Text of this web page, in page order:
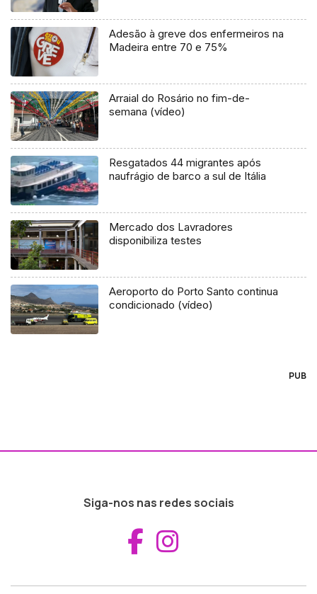
Adesão à greve dos enfermeiros na
Madeira entre 70 e 75%
Arraial do Rosário no fim-de-
semana (vídeo)
Resgatados 44 migrantes após
naufrágio de barco a sul de Itália
Mercado dos Lavradores
disponibiliza testes
Aeroporto do Porto Santo continua
condicionado (vídeo)
PUB
Siga-nos nas redes sociais
Aceder ao